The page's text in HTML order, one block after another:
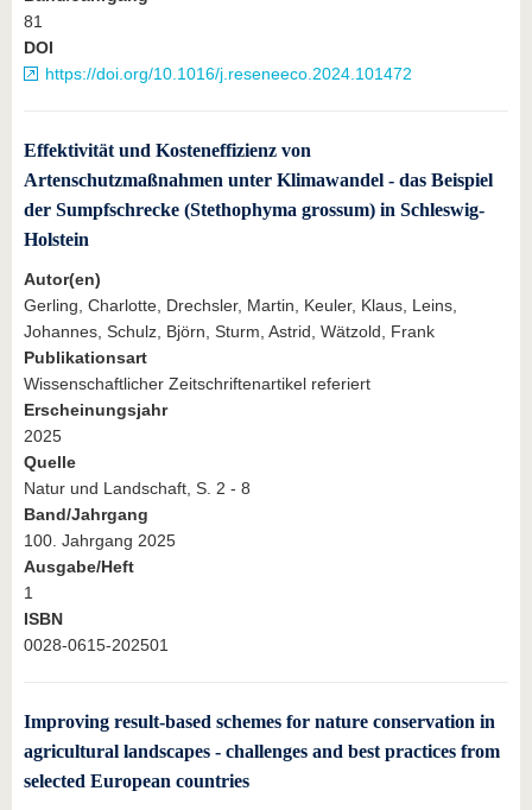
81
DOI
https://doi.org/10.1016/j.reseneeco.2024.101472
Effektivität und Kosteneffizienz von
Artenschutzmaßnahmen unter Klimawandel - das Beispiel
der Sumpfschrecke (Stethophyma grossum) in Schleswig-
Holstein
Autor(en)
Gerling, Charlotte, Drechsler, Martin, Keuler, Klaus, Leins,
Johannes, Schulz, Björn, Sturm, Astrid, Wätzold, Frank
Publikationsart
Wissenschaftlicher Zeitschriftenartikel referiert
Erscheinungsjahr
2025
Quelle
Natur und Landschaft, S. 2 - 8
Band/Jahrgang
100. Jahrgang 2025
Ausgabe/Heft
1
ISBN
0028-0615-202501
Improving result-based schemes for nature conservation in
agricultural landscapes - challenges and best practices from
selected European countries